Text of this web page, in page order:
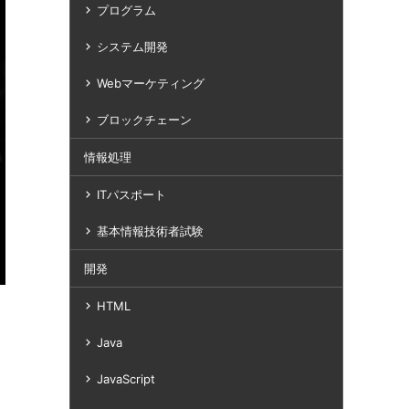
プログラム
システム開発
Webマーケティング
ブロックチェーン
情報処理
ITパスポート
基本情報技術者試験
開発
HTML
Java
JavaScript